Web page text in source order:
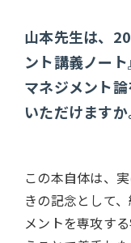
山本先生は、
ント講義ノー
マネジメント
いただけますか
この本自体は、
きの記念として
メントを専攻す